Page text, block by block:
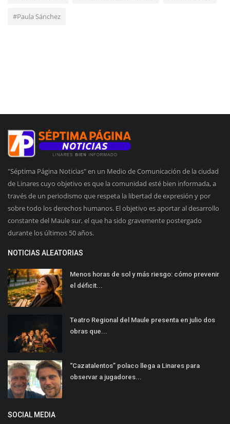
#Paula Sánchez
"Séptima Página Noticias" en un Medio de Comunicación de la ciudad
de Linares cuyo objetivo es que la comunidad esté bien informada, a
través de un periodismo que respeta la libertad de expresión y por
sobre todo los derechos humanos. El objetivo es aportar al desarrollo
constante del Maule sur, el que ha sido gravemente postergado
durante los últimos 50 años.
NOTICIAS ALEATORIAS
Menos horas de sol y más riesgo: cómo prevenir
el déficit...
Teatro Regional del Maule presenta en julio dos
obras que...
“Cazatalentos” polaco llega a Linares para
observar a jugadores...
SOCIAL MEDIA